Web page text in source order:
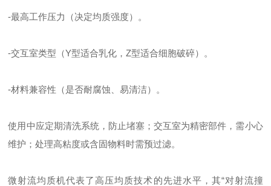
-最高工作压力（决定均质强度）。
-交互室类型（Y型适合乳化，Z型适合细胞破碎）。
-材料兼容性（是否耐腐蚀、易清洁）。
使用中应定期清洗系统，防止堵塞；交互室为精密部件，需小心
维护；处理高粘度或含固物料时需预过滤。
微射流均质机代表了高压均质技术的先进水平，其“对射流撞